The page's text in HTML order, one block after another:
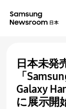
日本未発
「
Galaxy
に展示開